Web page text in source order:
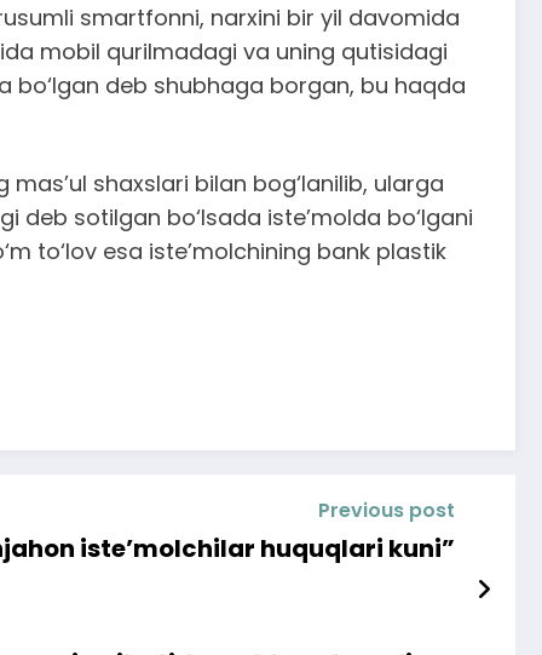
smartfonni, narxini bir yil davomida
mobil qurilmadagi va uning qutisidagi
bo‘lgan deb shubhaga borgan, bu haqda
shaxslari bilan bog‘lanilib, ularga
deb sotilgan bo‘lsada iste’molda bo‘lgani
to‘lov esa iste’molchining bank plastik
Previous post
iste’molchilar huquqlari kuni”